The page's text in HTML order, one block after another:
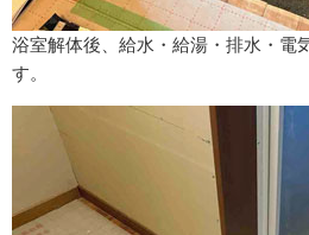
浴室解体後、給水・給湯・排水・電
す。